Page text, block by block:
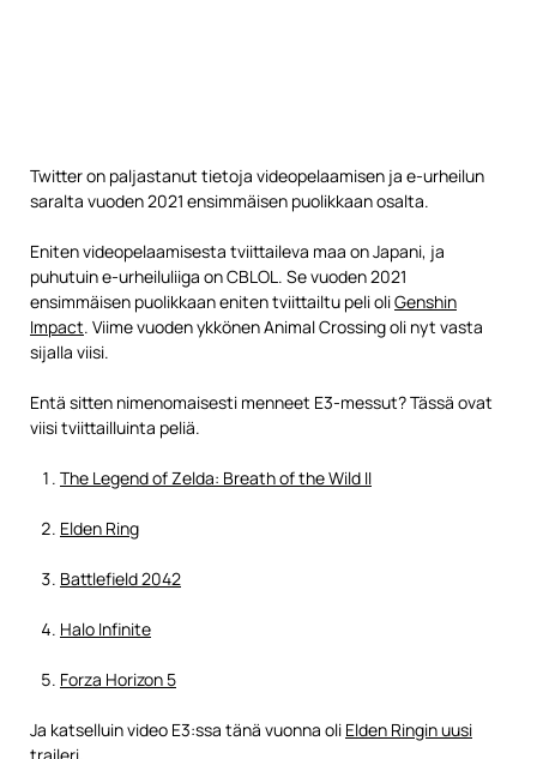
Twitter on paljastanut tietoja videopelaamisen ja e-urheilun
saralta vuoden 2021 ensimmäisen puolikkaan osalta.
Eniten videopelaamisesta tviittaileva maa on Japani, ja
puhutuin e-urheiluliiga on CBLOL. Se vuoden 2021
ensimmäisen puolikkaan eniten tviittailtu peli oliGenshin
Impact. Viime vuoden ykkönen Animal Crossing oli nyt vasta
sijalla viisi.
Entä sitten nimenomaisesti menneet E3-messut? Tässä ovat
viisi tviittailluinta peliä.
The Legend of Zelda: Breath of the Wild II
Elden Ring
Battlefield 2042
Halo Infinite
Forza Horizon 5
Ja katselluin video E3:ssa tänä vuonna oli Elden Ringin uusi